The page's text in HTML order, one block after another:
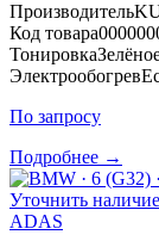
Производитель
Код товара
Тонировка
Электрообогрев
По запросу
Подробнее →
Уточнить наличие
ADAS